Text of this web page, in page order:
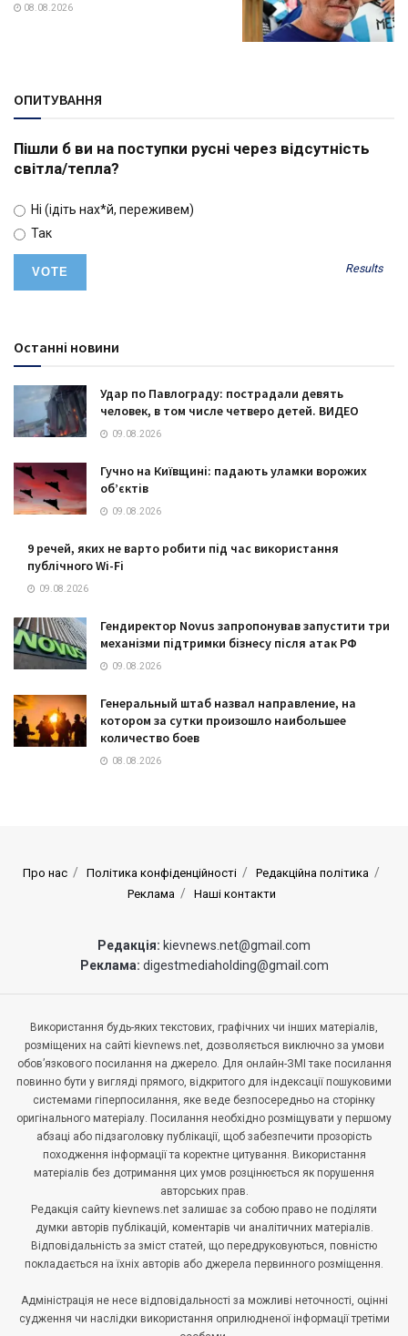
08.08.2026
ОПИТУВАННЯ
Пішли б ви на поступки русні через відсутність
світла/тепла?
Ні (ідіть нах*й, переживем)
Так
Results
Останні новини
Удар по Павлограду: пострадали девять
человек, в том числе четверо детей. ВИДЕО
09.08.2026
Гучно на Київщині: падають уламки ворожих
об’єктів
09.08.2026
9 речей, яких не варто робити під час використання
публічного Wi-Fi
09.08.2026
Гендиректор Novus запропонував запустити три
механізми підтримки бізнесу після атак РФ
09.08.2026
Генеральный штаб назвал направление, на
котором за сутки произошло наибольшее
количество боев
08.08.2026
Про нас Політика конфіденційності
Редакційна політика
Реклама
Наші контакти
Редакція: kievnews.net@gmail.com
Реклама: digestmediaholding@gmail.com
Використання будь-яких текстових, графічних чи інших матеріалів,
розміщених на сайті kievnews.net, дозволяється виключно за умови
обов’язкового посилання на джерело. Для онлайн-ЗМІ таке посилання
повинно бути у вигляді прямого, відкритого для індексації пошуковими
системами гіперпосилання, яке веде безпосередньо на сторінку
оригінального матеріалу. Посилання необхідно розміщувати у першому
абзаці або підзаголовку публікації, щоб забезпечити прозорість
походження інформації та коректне цитування. Використання
матеріалів без дотримання цих умов розцінюється як порушення
авторських прав.
Редакція сайту kievnews.net залишає за собою право не поділяти
думки авторів публікацій, коментарів чи аналітичних матеріалів.
Відповідальність за зміст статей, що передруковуються, повністю
покладається на їхніх авторів або джерела первинного розміщення.
Адміністрація не несе відповідальності за можливі неточності, оцінні
судження чи наслідки використання оприлюдненої інформації третіми